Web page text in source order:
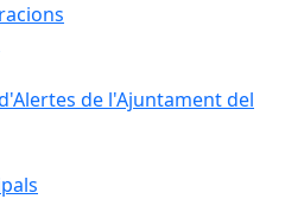
de l'Ajuntament del